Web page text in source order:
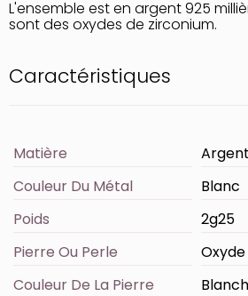
L'ensemble est en argent 925
sont des oxydes de zirconium.
Caractéristiques
Matière
Couleur Du Métal
Blanc
Poids
2g25
Pierre Ou Perle
Couleur De La Pierre